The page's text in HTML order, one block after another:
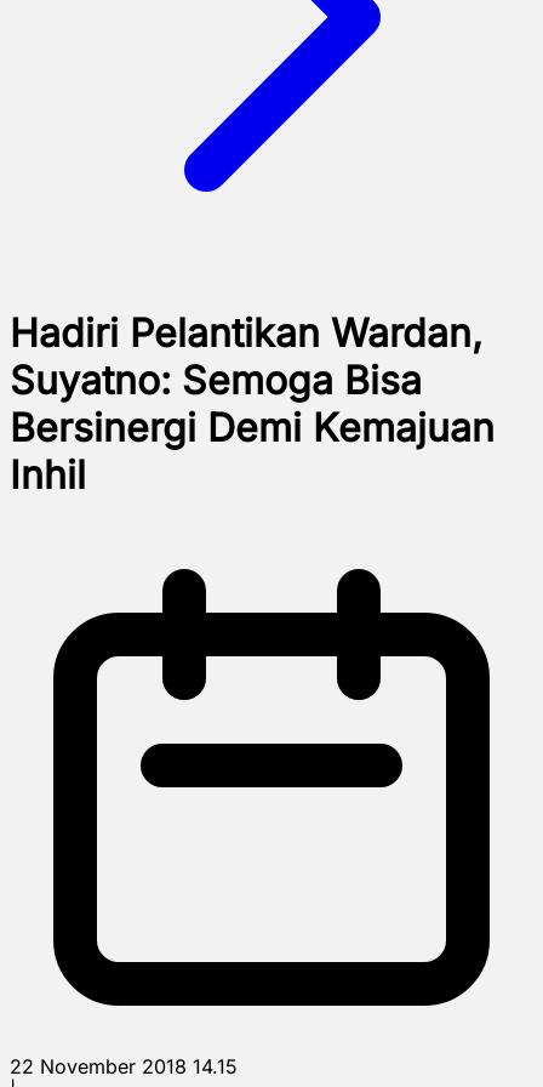
Hadiri Pelantikan Wardan,
Suyatno: Semoga Bisa
Bersinergi Demi Kemajuan
Inhil
22 November 2018 14.15